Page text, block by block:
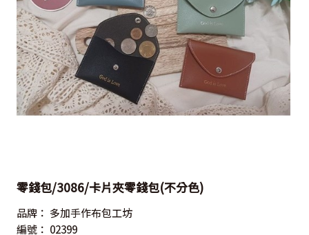
零錢包/3086/卡片夾零錢包(不分色)
品牌： 多加手作布包工坊
編號： 02399